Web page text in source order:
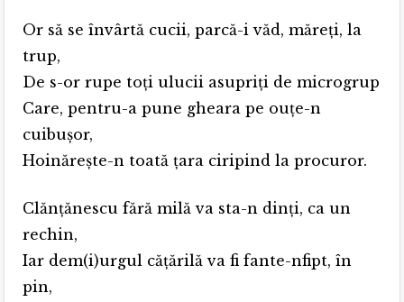
Or să se învârtă cucii, parcă-i văd, măreţi, la
trup,
De s-or rupe toţi ulucii asupriţi de microgrup
Care, pentru-a pune gheara pe ouţe-n
cuibuşor,
Hoinăreşte-n toată ţara ciripind la procuror.
Clănţănescu fără milă va sta-n dinţi, ca un
rechin,
Iar dem(i)urgul căţărilă va fi fante-nfipt, în
pin,